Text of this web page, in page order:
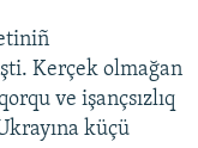
Kerçek olmağan
ve işançsızlıq
küçü